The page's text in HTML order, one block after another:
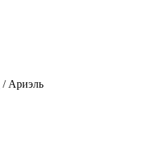
/ Ариэль